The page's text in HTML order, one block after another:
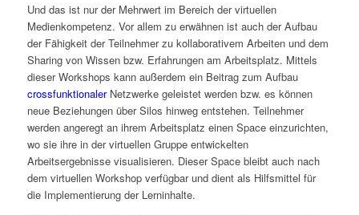
Und das ist nur der Mehrwert im Bereich der virtuellen
Medienkompetenz. Vor allem zu erwähnen ist auch der Aufbau
der Fähigkeit der Teilnehmer zu kollaborativem Arbeiten und dem
Sharing von Wissen bzw. Erfahrungen am Arbeitsplatz. Mittels
dieser Workshops kann außerdem ein Beitrag zum Aufbau
crossfunktionalerNetzwerke geleistet werden bzw. es können
neue Beziehungen über Silos hinweg entstehen. Teilnehmer
werden angeregt an ihrem Arbeitsplatz einen Space einzurichten,
wo sie ihre in der virtuellen Gruppe entwickelten
Arbeitsergebnisse visualisieren. Dieser Space bleibt auch nach
dem virtuellen Workshop verfügbar und dient als Hilfsmittel für
die Implementierung der Lerninhalte.